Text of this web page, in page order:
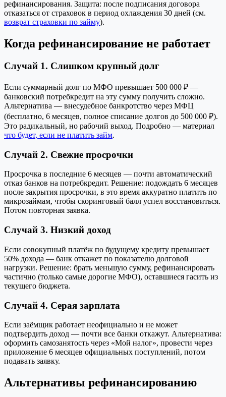
рефинансирования. Защита: после подписания договора
отказаться от страховок в период охлаждения 30 дней (см.
возврат страховки по займу).
Когда рефинансирование не работает
Случай 1. Слишком крупный долг
Если суммарный долг по МФО превышает 500 000 ₽ —
банковский потребкредит на эту сумму получить сложно.
Альтернатива — внесудебное банкротство через МФЦ
(бесплатно, 6 месяцев, полное списание долгов до 500 000 ₽).
Это радикальный, но рабочий выход. Подробно — материал
что будет, если не платить займ.
Случай 2. Свежие просрочки
Просрочка в последние 6 месяцев — почти автоматический
отказ банков на потребкредит. Решение: подождать 6 месяцев
после закрытия просрочки, в это время аккуратно платить по
микрозаймам, чтобы скоринговый балл успел восстановиться.
Потом повторная заявка.
Случай 3. Низкий доход
Если совокупный платёж по будущему кредиту превышает
50% дохода — банк откажет по показателю долговой
нагрузки. Решение: брать меньшую сумму, рефинансировать
частично (только самые дорогие МФО), оставшиеся гасить из
текущего бюджета.
Случай 4. Серая зарплата
Если заёмщик работает неофициально и не может
подтвердить доход — почти все банки откажут. Альтернатива:
оформить самозанятость через «Мой налог», провести через
приложение 6 месяцев официальных поступлений, потом
подавать заявку.
Альтернативы рефинансированию